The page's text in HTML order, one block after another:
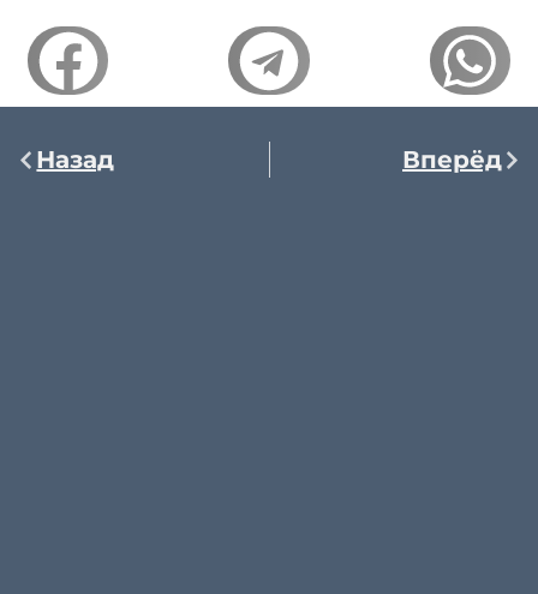
Назад Вперёд